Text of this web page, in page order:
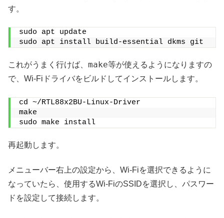
す。
sudo apt update
sudo apt install build-essential dkms git
これがうまく行けば、 make等が使えるようになりますの
で、Wi-Fiドライバをビルドしてインストールします。
cd ~/RTL88x2BU-Linux-Driver
make
sudo make install
再起動します。
メニューバー右上の設定から、Wi-Fiを選択できるように
なっていたら、使用するWi-FiのSSIDを選択し、パスワー
ドを設定して接続します。